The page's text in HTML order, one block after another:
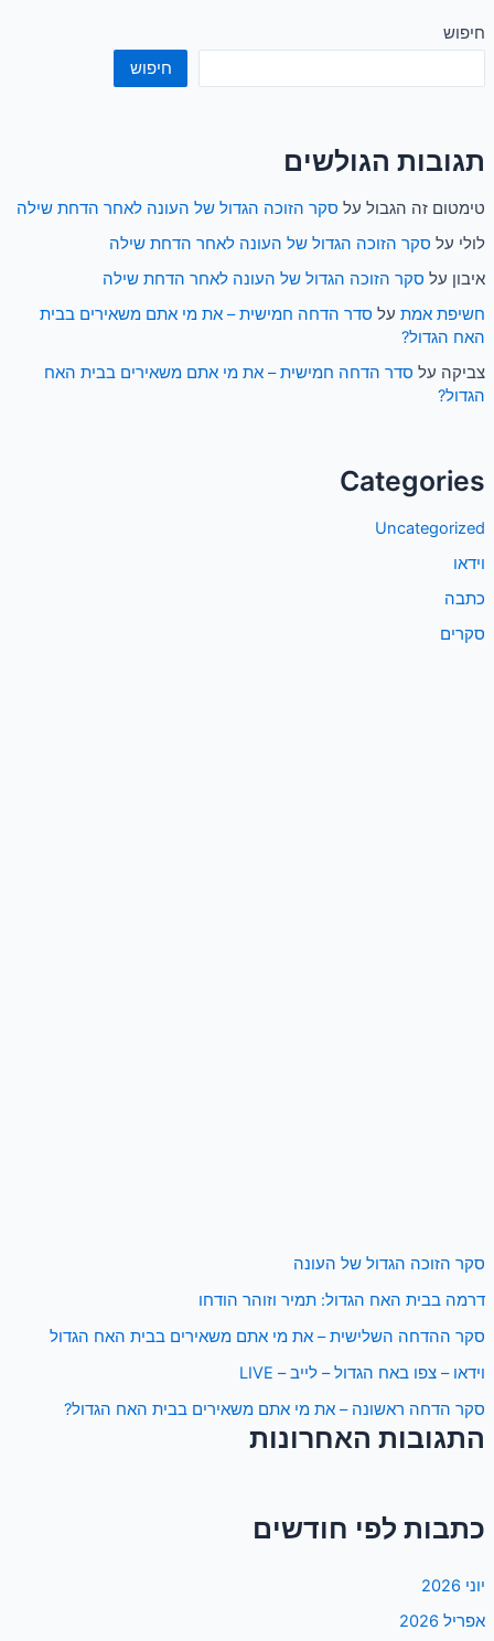
חיפוש
חיפוש
תגובות הגולשים
טימטום זה הגבולעלסקר הזוכה הגדול של העונה לאחר הדחת שילה
לוליעלסקר הזוכה הגדול של העונה לאחר הדחת שילה
איבוןעלסקר הזוכה הגדול של העונה לאחר הדחת שילה
חשיפת אמתעלסדר הדחה חמישית – את מי אתם משאירים בבית
האח הגדול?
צביקהעלסדר הדחה חמישית – את מי אתם משאירים בבית האח
הגדול?
Categories
Uncategorized
וידאו
כתבה
סקרים
סקר הזוכה הגדול של העונה
דרמה בבית האח הגדול: תמיר וזוהר הודחו
סקר ההדחה השלישית – את מי אתם משאירים בבית האח הגדול
וידאו – צפו באח הגדול – לייב – LIVE
סקר הדחה ראשונה – את מי אתם משאירים בבית האח הגדול?
התגובות האחרונות
כתבות לפי חודשים
יוני 2026
אפריל 2026